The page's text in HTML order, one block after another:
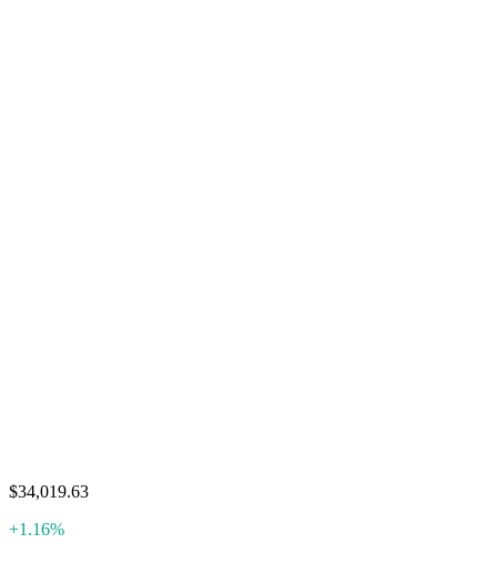
$34,019.63
+1.16%